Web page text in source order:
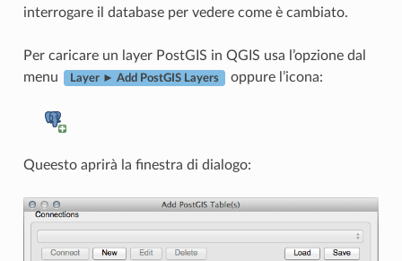
interrogare il database per vedere come è cambiato.
Per caricare un layer PostGIS in QGIS usa l’opzione dal
menu
Layer ► Add PostGIS Layers oppure l’icona:
Queesto aprirà la finestra di dialogo: